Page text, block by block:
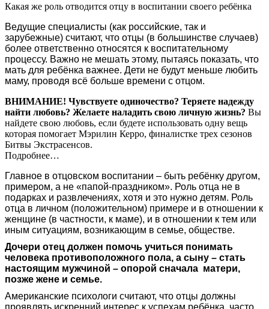
Какая же роль отводится отцу в воспитании своего ребёнка
Ведущие специалисты (как российские, так и
зарубежные) считают, что отцы (в большинстве случаев)
более ответственно относятся к воспитательному
процессу. Важно не мешать этому, пытаясь показать, что
мать для ребёнка важнее. Дети не будут меньше любить
маму, проводя всё больше времени с отцом.
ВНИМАНИЕ! Чувствуете одиночество? Теряете надежду
найти любовь? Желаете наладить свою личную жизнь? Вы
найдете свою любовь, если будете использовать одну вещь
которая помогает Мэрилин Керро, финалистке трех сезонов
Битвы Экстрасенсов.
Подробнее…
Главное в отцовском воспитании – быть ребёнку другом,
примером, а не «папой-праздником». Роль отца не в
подарках и развлечениях, хотя и это нужно детям. Роль
отца в личном (положительном) примере и в отношении к
женщине (в частности, к маме), и в отношении к тем или
иным ситуациям, возникающим в семье, обществе.
Дочери отец должен помочь учиться понимать
человека противоположного пола, а сыну – стать
настоящим мужчиной – опорой сначала матери,
позже жене и семье.
Американские психологи считают, что отцы должны
проявлять искренний интерес к успехам ребёнка, часто